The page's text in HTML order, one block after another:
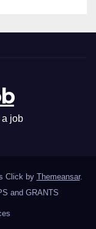
a job
Click by Themeansar.
and GRANTS